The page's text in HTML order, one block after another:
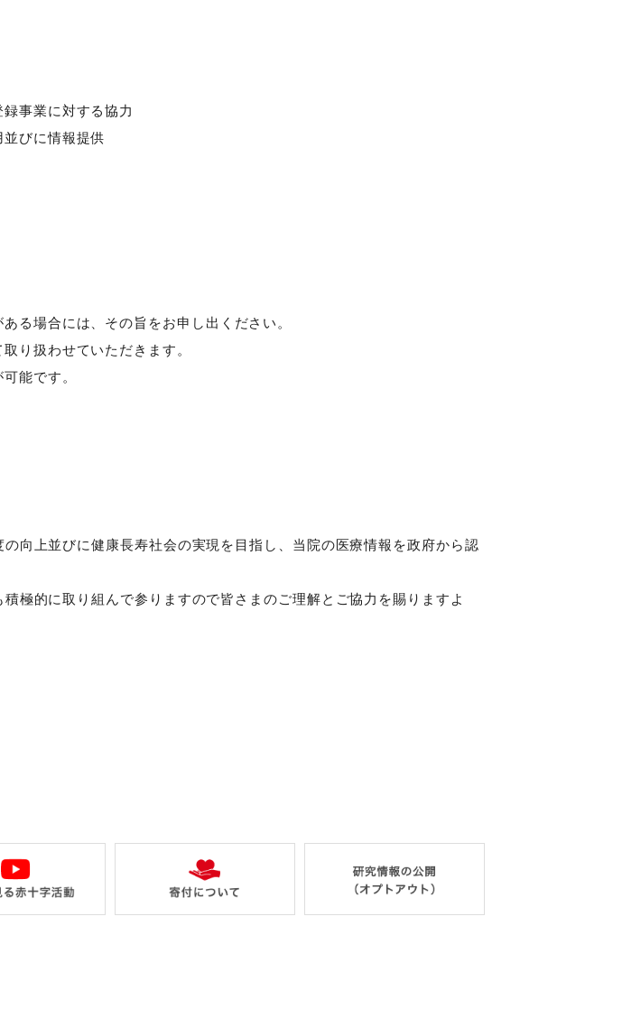
事業に対する協力
びに情報提供
る場合には、その旨をお申し出ください。
り扱わせていただきます。
能です。
向上並びに健康長寿社会の実現を目指し、当院の医療情報を政府から認
極的に取り組んで参りますので皆さまのご理解とご協力を賜りますよ